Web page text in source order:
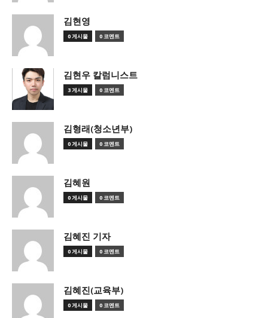
김현영
0 게시물 0 코멘트
김현우 칼럼니스트
3 게시물 0 코멘트
김형래(청소년부)
0 게시물 0 코멘트
김혜원
0 게시물 0 코멘트
김혜진 기자
0 게시물 0 코멘트
김혜진(교육부)
0 게시물 0 코멘트